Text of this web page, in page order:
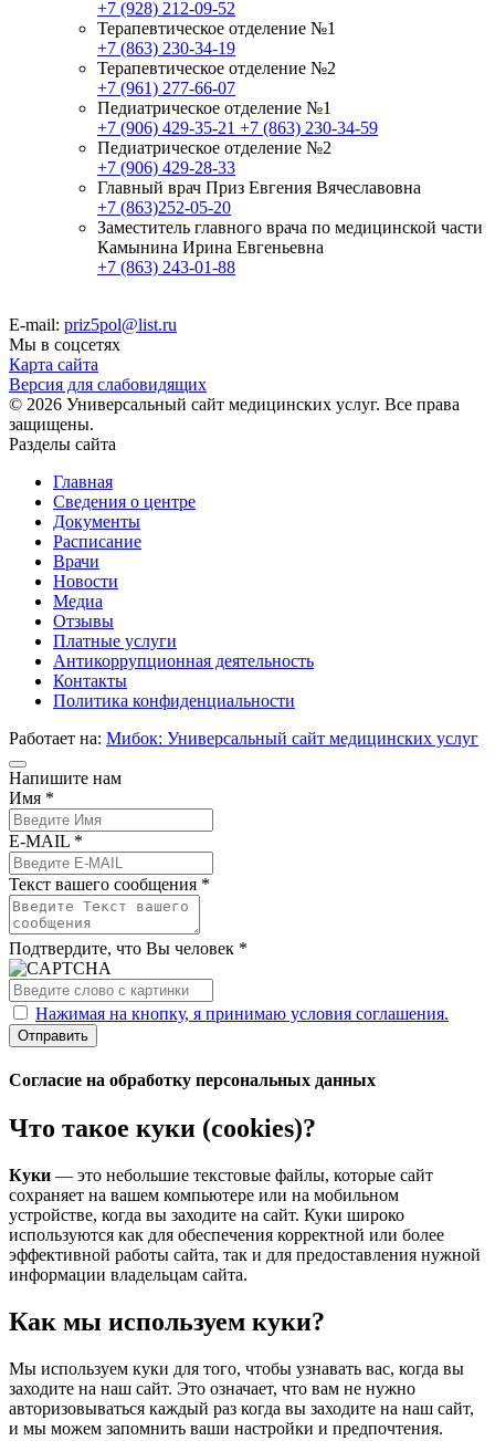
+7 (928) 212-09-52
Терапевтическое отделение №1
+7 (863) 230-34-19
Терапевтическое отделение №2
+7 (961) 277-66-07
Педиатрическое отделение №1
+7 (906) 429-35-21 +7 (863) 230-34-59
Педиатрическое отделение №2
+7 (906) 429-28-33
Главный врач Приз Евгения Вячеславовна
+7 (863)252-05-20
Заместитель главного врача по медицинской части
Камынина Ирина Евгеньевна
+7 (863) 243-01-88
E-mail: priz5pol@list.ru
Мы в соцсетях
Карта сайта
Версия для слабовидящих
© 2026 Универсальный сайт медицинских услуг. Все права
защищены.
Разделы сайта
Главная
Сведения о центре
Документы
Расписание
Врачи
Новости
Медиа
Отзывы
Платные услуги
Антикоррупционная деятельность
Контакты
Политика конфиденциальности
Работает на: Мибок: Универсальный сайт медицинских услуг
Напишите нам
Имя *
E-MAIL *
Текст вашего сообщения *
Подтвердите, что Вы человек *
Нажимая на кнопку, я принимаю условия соглашения.
Отправить
Согласие на обработку персональных данных
Что такое куки (cookies)?
Куки — это небольшие текстовые файлы, которые сайт
сохраняет на вашем компьютере или на мобильном
устройстве, когда вы заходите на сайт. Куки широко
используются как для обеспечения корректной или более
эффективной работы сайта, так и для предоставления нужной
информации владельцам сайта.
Как мы используем куки?
Мы используем куки для того, чтобы узнавать вас, когда вы
заходите на наш сайт. Это означает, что вам не нужно
авторизовываться каждый раз когда вы заходите на наш сайт,
и мы можем запомнить ваши настройки и предпочтения.